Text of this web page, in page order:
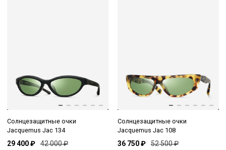
Солнцезащитные очки
Jacquemus Jac 134
29 400 ₽ 42 000 ₽
Солнцезащитные очки
Jacquemus Jac 108
36 750 ₽ 52 500 ₽